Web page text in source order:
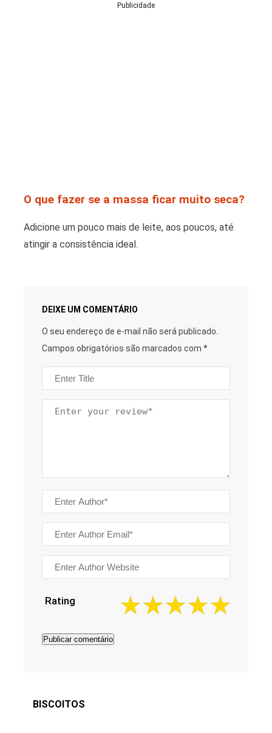
Publicidade
O que fazer se a massa ficar muito seca?
Adicione um pouco mais de leite, aos poucos, até
atingir a consistência ideal.
DEIXE UM COMENTÁRIO
O seu endereço de e-mail não será publicado.
Campos obrigatórios são marcados com *
Rating
BISCOITOS